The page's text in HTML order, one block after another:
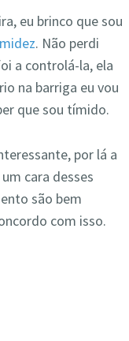
eu brinco que sou
. Não perdi
a controlá-la, ela
na barriga eu vou
que sou tímido.
por lá a
cara desses
são bem
com isso.